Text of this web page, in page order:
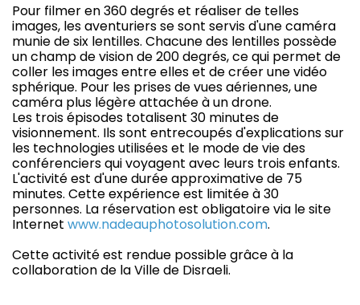
Pour filmer en 360 degrés et réaliser de telles
images, les aventuriers se sont servis d'une caméra
munie de six lentilles. Chacune des lentilles possède
un champ de vision de 200 degrés, ce qui permet de
coller les images entre elles et de créer une vidéo
sphérique. Pour les prises de vues aériennes, une
caméra plus légère attachée à un drone.
Les trois épisodes totalisent 30 minutes de
visionnement. Ils sont entrecoupés d'explications sur
les technologies utilisées et le mode de vie des
conférenciers qui voyagent avec leurs trois enfants.
L'activité est d'une durée approximative de 75
minutes. Cette expérience est limitée à 30
personnes. La réservation est obligatoire via le site
Internet www.nadeauphotosolution.com.
Cette activité est rendue possible grâce à la
collaboration de la Ville de Disraeli.